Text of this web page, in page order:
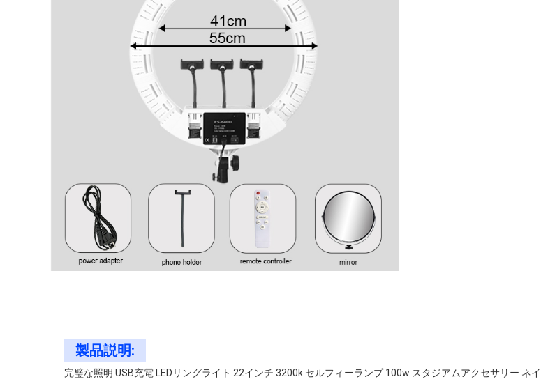
製品説明:
完璧な照明 USB充電 LEDリングライト 22インチ 3200k セルフィーランプ 100w スタジアムアクセサリー ネ